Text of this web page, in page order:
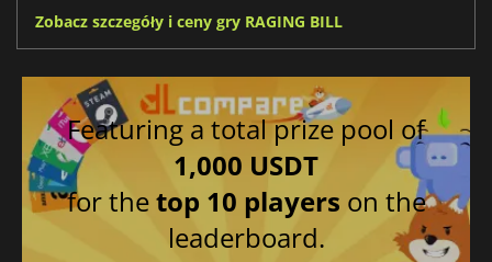
Zobacz szczegóły i ceny gry RAGING BILL
Featuring a total prize pool of
1,000 USDT
for thetop 10 players on the
leaderboard.